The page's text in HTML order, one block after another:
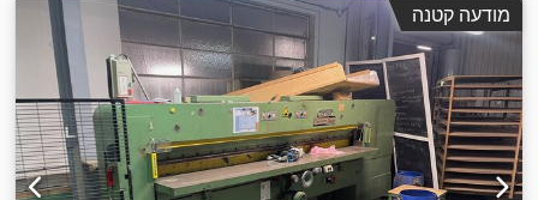
מודעה קטנה